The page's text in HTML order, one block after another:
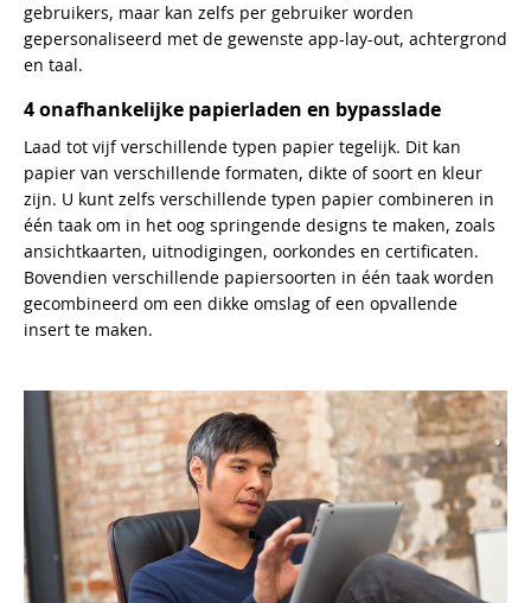
gebruikers, maar kan zelfs per gebruiker worden
gepersonaliseerd met de gewenste app-lay-out, achtergrond
en taal.
4 onafhankelijke papierladen en bypasslade
Laad tot vijf verschillende typen papier tegelijk. Dit kan
papier van verschillende formaten, dikte of soort en kleur
zijn. U kunt zelfs verschillende typen papier combineren in
één taak om in het oog springende designs te maken, zoals
ansichtkaarten, uitnodigingen, oorkondes en certificaten.
Bovendien verschillende papiersoorten in één taak worden
gecombineerd om een dikke omslag of een opvallende
insert te maken.